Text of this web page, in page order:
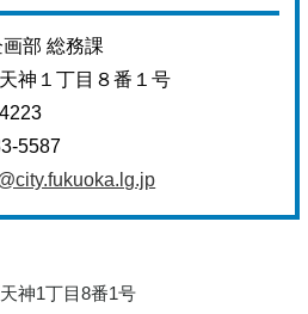
部 総務課
神１丁目８番１号
5587
神1丁目8番1号